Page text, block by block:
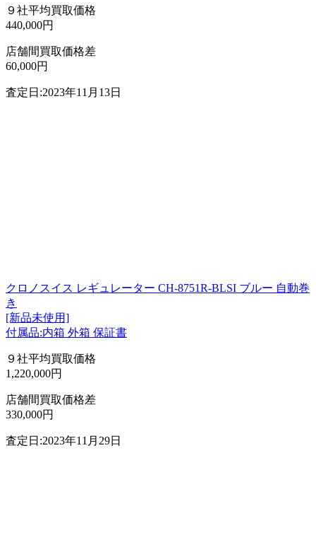
９社平均買取価格
440,000円
店舗間買取価格差
60,000円
査定日:2023年11月13日
クロノスイス レギュレーター CH-8751R-BLSI ブルー 自動巻
き
[新品未使用]
付属品:内箱 外箱 保証書
９社平均買取価格
1,220,000円
店舗間買取価格差
330,000円
査定日:2023年11月29日